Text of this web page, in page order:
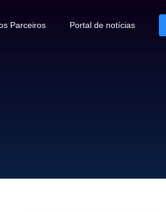
Parceiros Portal de notícias